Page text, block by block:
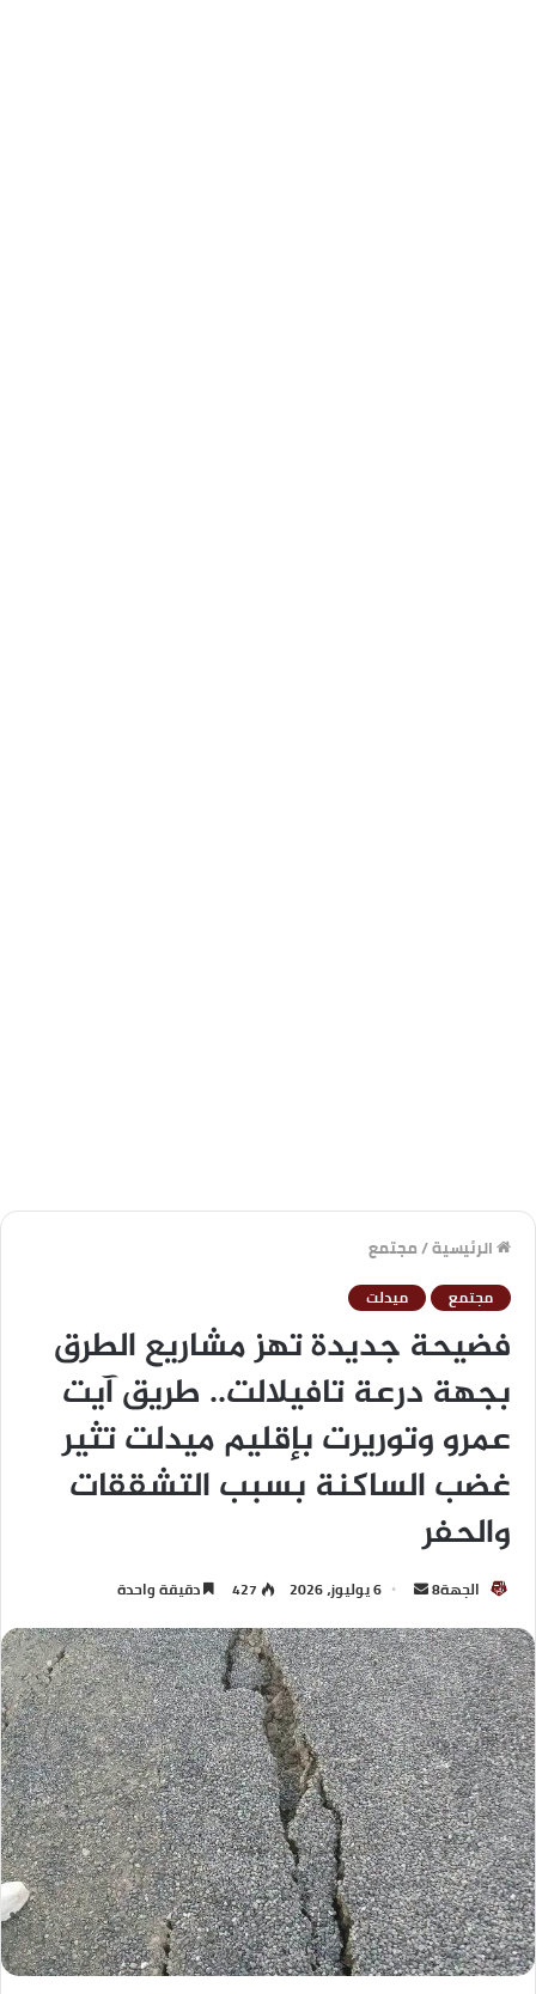
الرئيسية/مجتمع
مجتمع ميدلت
فضيحة جديدة تهز مشاريع الطرق
بجهة درعة تافيلالت.. طريق آيت
عمرو وتوريرت بإقليم ميدلت تثير
غضب الساكنة بسبب التشققات
والحفر
الجهة8 6 يوليوز، 2026 427 دقيقة واحدة